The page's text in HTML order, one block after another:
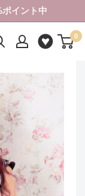
イント中
0